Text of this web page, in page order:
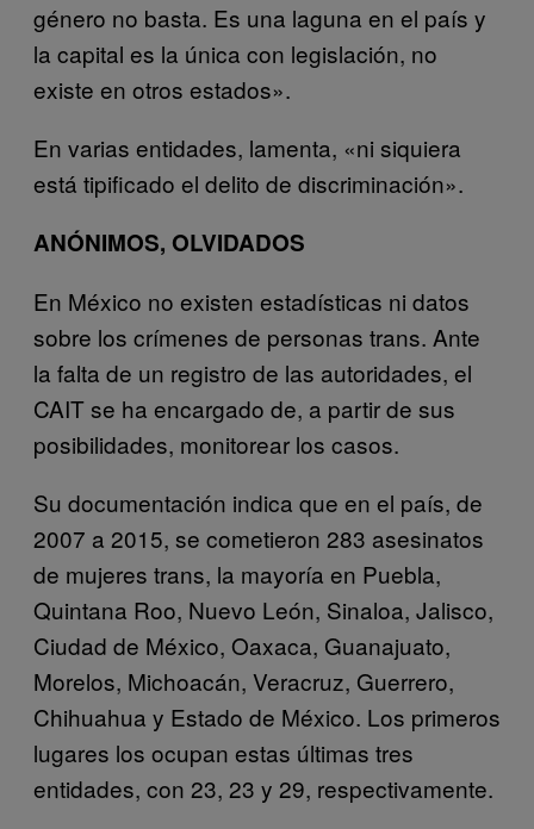
género no basta. Es una laguna en el país y
la capital es la única con legislación, no
existe en otros estados».
En varias entidades, lamenta, «ni siquiera
está tipificado el delito de discriminación».
ANÓNIMOS, OLVIDADOS
En México no existen estadísticas ni datos
sobre los crímenes de personas trans. Ante
la falta de un registro de las autoridades, el
CAIT se ha encargado de, a partir de sus
posibilidades, monitorear los casos.
Su documentación indica que en el país, de
2007 a 2015, se cometieron 283 asesinatos
de mujeres trans, la mayoría en Puebla,
Quintana Roo, Nuevo León, Sinaloa, Jalisco,
Ciudad de México, Oaxaca, Guanajuato,
Morelos, Michoacán, Veracruz, Guerrero,
Chihuahua y Estado de México. Los primeros
lugares los ocupan estas últimas tres
entidades, con 23, 23 y 29, respectivamente.